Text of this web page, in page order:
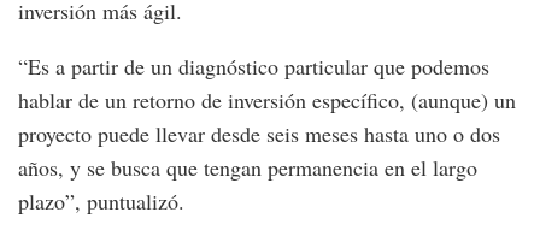
inversión más ágil.
“Es a partir de un diagnóstico particular que podemos
hablar de un retorno de inversión específico, (aunque) un
proyecto puede llevar desde seis meses hasta uno o dos
años, y se busca que tengan permanencia en el largo
plazo”, puntualizó.